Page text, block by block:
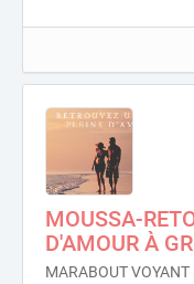
MOUSSA-
D'AMOUR À
MARABOUT VOYANT